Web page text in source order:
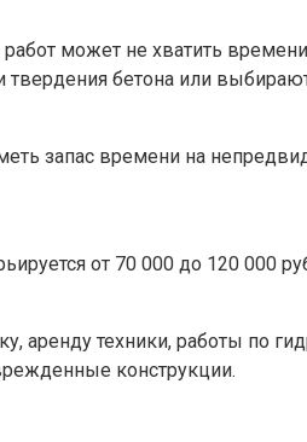
может не хватить
бетона или
запас времени на
от 70 000 до 120 000
аренду техники, работы по
конструкции.